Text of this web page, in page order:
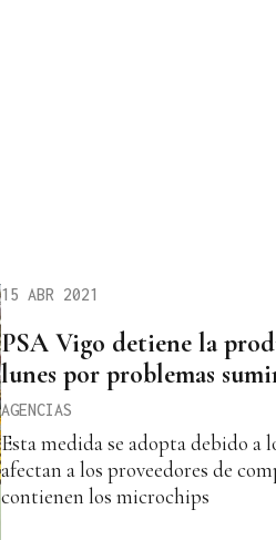
15 ABR 2021
PSA Vigo detiene la
lunes por problemas
AGENCIAS
Esta medida se adopta debido a
afectan a los proveedores de
contienen los microchips